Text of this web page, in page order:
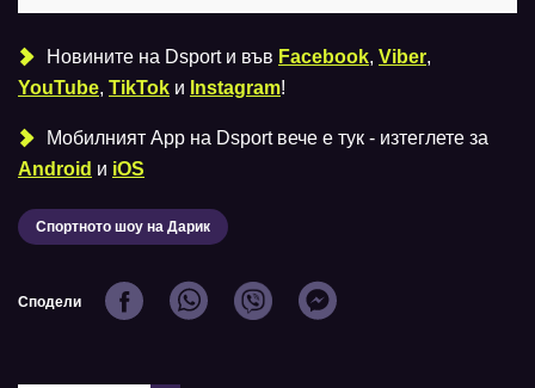
Новините на Dsport и във Facebook, Viber,
YouTube, TikTok и Instagram!
Мобилният Аpp на Dsport вече е тук - изтеглете за
Android и iOS
Спортното шоу на Дарик
Сподели